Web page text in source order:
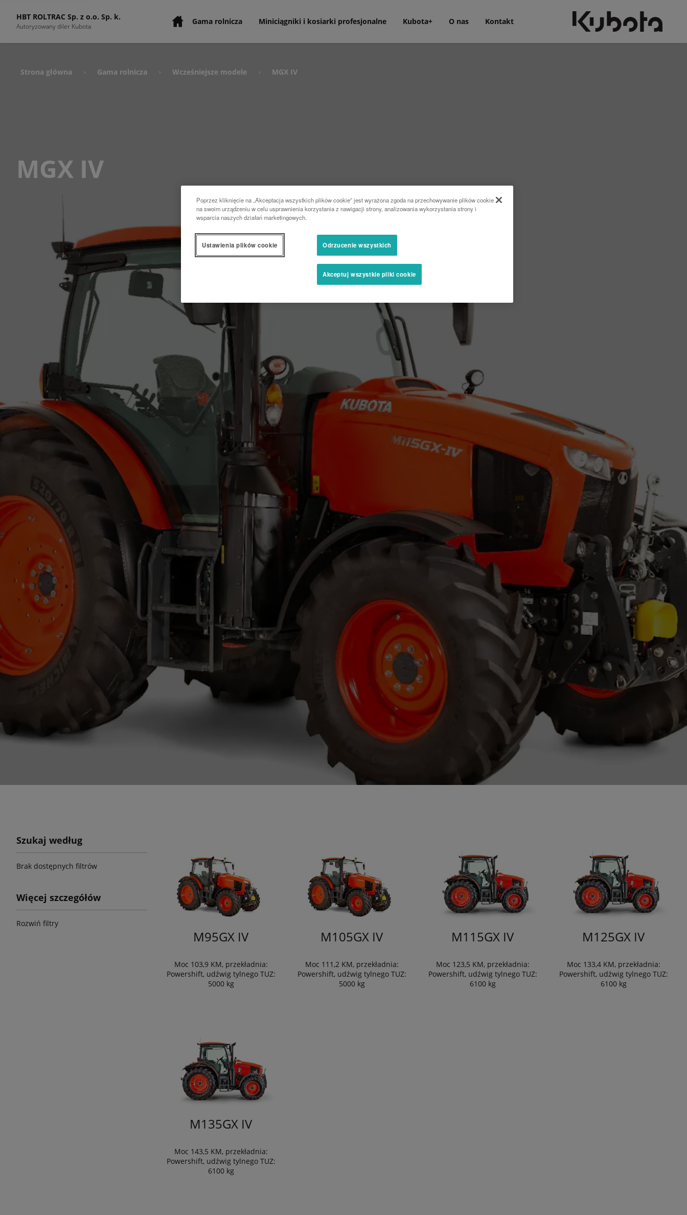
HBT ROLTRAC Sp. z o.o. Sp. k.
Autoryzowany diler Kubota Gama rolnicza Miniciągniki i kosiarki profesjonalne Kubota+ O nas Kontakt
Strona główna › Gama rolnicza › Wcześniejsze modele › MGX IV
MGX IV
Szukaj według
Brak dostępnych filtrów
Więcej szczegółów
Rozwiń filtry
M95GX IV
Moc 103,9 KM, przekładnia:
Powershift, udźwig tylnego TUZ:
5000 kg
M105GX IV
Moc 111,2 KM, przekładnia:
Powershift, udźwig tylnego TUZ:
5000 kg
M115GX IV
Moc 123,5 KM, przekładnia:
Powershift, udźwig tylnego TUZ:
6100 kg
M125GX IV
Moc 133,4 KM, przekładnia:
Powershift, udźwig tylnego TUZ:
6100 kg
M135GX IV
Moc 143,5 KM, przekładnia:
Powershift, udźwig tylnego TUZ:
6100 kg
Poprzez kliknięcie na „Akceptacja wszystkich plików cookie” jest wyrażona zgoda na przechowywanie plików cookie
na swoim urządzeniu w celu usprawnienia korzystania z nawigacji strony, analizowania wykorzystania strony i
wsparcia naszych działań marketingowych.
Odrzucenie wszystkich
Akceptuj wszystkie pliki cookie
Ustawienia plików cookie